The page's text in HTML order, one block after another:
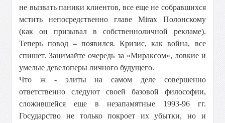
не вызвать паники клиентов, все еще не собравшихся
мстить непосредственно главе Mirax Полонскому
(как он призывал в собственноличной рекламе).
Теперь повод – появился. Кризис, как война, все
спишет. Занимайте очередь за «Мираксом», ловкие и
умелые девелоперы личного будущего.
Что ж - элиты на самом деле совершенно
ответственно следуют своей базовой философии,
сложившейся еще в незапамятные 1993-96 гг.
Государство не только покроет их убытки, но и